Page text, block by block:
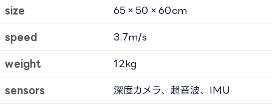
size 65×50×60cm
speed 3.7m/s
weight 12kg
sensors 深度カメラ、超音波、IMU